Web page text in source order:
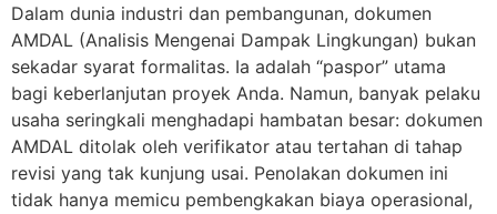
Dalam dunia industri dan pembangunan, dokumen
AMDAL (Analisis Mengenai Dampak Lingkungan) bukan
sekadar syarat formalitas. Ia adalah “paspor” utama
bagi keberlanjutan proyek Anda. Namun, banyak pelaku
usaha seringkali menghadapi hambatan besar: dokumen
AMDAL ditolak oleh verifikator atau tertahan di tahap
revisi yang tak kunjung usai. Penolakan dokumen ini
tidak hanya memicu pembengkakan biaya operasional,